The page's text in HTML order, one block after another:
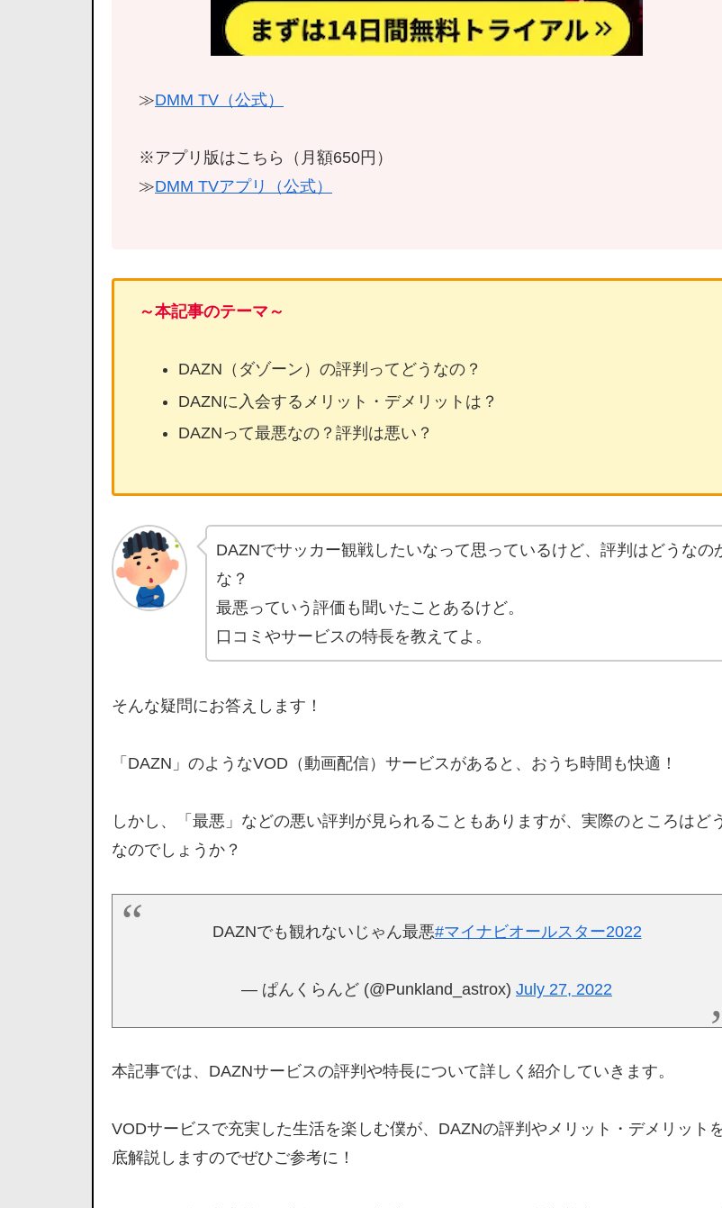
≫DMM TV（公式）
※アプリ版はこちら（月額650円）
≫DMM TVアプリ（公式）
～本記事のテーマ～
DAZN（ダゾーン）の評判ってどうなの？
DAZNに入会するメリット・デメリットは？
DAZNって最悪なの？評判は悪い？
DAZNでサッカー観戦したいなって思っているけど、評判はどうなの
な？
最悪っていう評価も聞いたことあるけど。
口コミやサービスの特長を教えてよ。
そんな疑問にお答えします！
「DAZN」のようなVOD（動画配信）サービスがあると、おうち時間も快適！
しかし、「最悪」などの悪い評判が見られることもありますが、実際のところはど
なのでしょうか？
DAZNでも観れないじゃん最悪#マイナビオールスター2022
— ぱんくらんど (@Punkland_astrox) July 27, 2022
本記事では、DAZNサービスの評判や特長について詳しく紹介していきます。
VODサービスで充実した生活を楽しむ僕が、DAZNの評判やメリット・デメリット
底解説しますのでぜひご参考に！